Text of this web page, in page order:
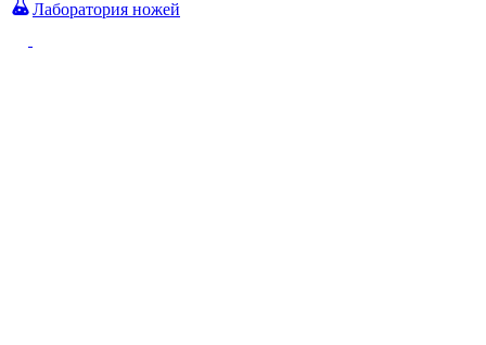
Лаборатория ножей